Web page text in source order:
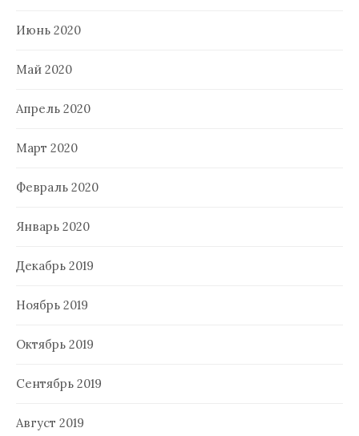
Июнь 2020
Май 2020
Апрель 2020
Март 2020
Февраль 2020
Январь 2020
Декабрь 2019
Ноябрь 2019
Октябрь 2019
Сентябрь 2019
Август 2019